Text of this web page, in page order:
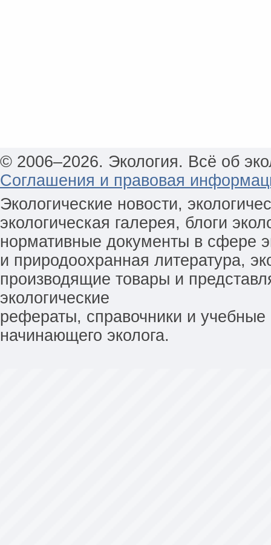
© 2006–2026. Экология. Всё об
Соглашения и правовая
Экологические новости,
экологическая галерея, блоги
нормативные документы в сфере
и природоохранная литература,
производящие товары и
экологические
рефераты, справочники и
начинающего эколога.